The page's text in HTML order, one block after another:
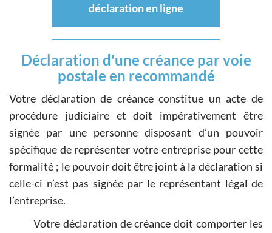
déclaration en ligne
Déclaration d'une créance par voie
postale en recommandé
Votre déclaration de créance constitue un acte de
procédure judiciaire et doit impérativement être
signée par une personne disposant d’un pouvoir
spécifique de représenter votre entreprise pour cette
formalité ; le pouvoir doit être joint à la déclaration si
celle-ci n’est pas signée par le représentant légal de
l’entreprise.
Votre déclaration de créance doit comporter les